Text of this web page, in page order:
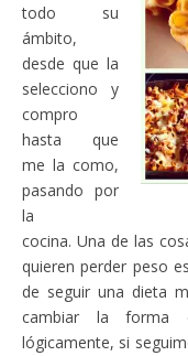
todo su
ámbito,
desde que la
selecciono y
compro
hasta que
me la como,
pasando por
la
cocina. Una de las
quieren perder peso
de seguir una dieta
cambiar la forma
lógicamente, si